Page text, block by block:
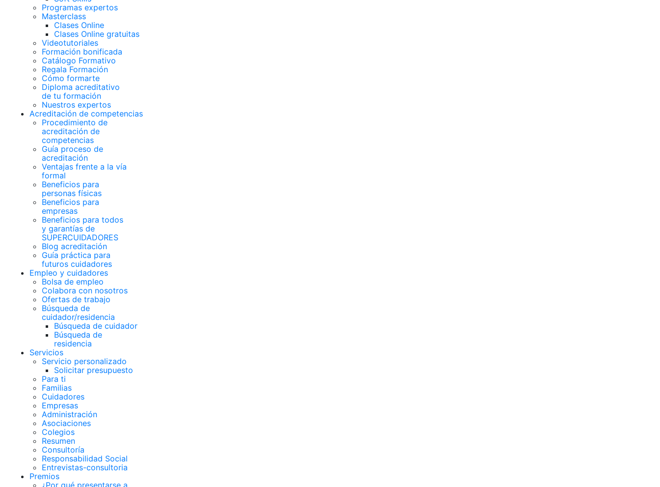
Programas expertos
Masterclass
Clases Online
Clases Online gratuitas
Videotutoriales
Formación bonificada
Catálogo Formativo
Regala Formación
Cómo formarte
Diploma acreditativo
de tu formación
Nuestros expertos
Acreditación de competencias
Procedimiento de
acreditación de
competencias
Guía proceso de
acreditación
Ventajas frente a la vía
formal
Beneficios para
personas físicas
Beneficios para
empresas
Beneficios para todos
y garantías de
SUPERCUIDADORES
Blog acreditación
Guía práctica para
futuros cuidadores
Empleo y cuidadores
Bolsa de empleo
Colabora con nosotros
Ofertas de trabajo
Búsqueda de
cuidador/residencia
Búsqueda de cuidador
Búsqueda de
residencia
Servicios
Servicio personalizado
Solicitar presupuesto
Para ti
Familias
Cuidadores
Empresas
Administración
Asociaciones
Colegios
Resumen
Consultoría
Responsabilidad Social
Entrevistas-consultoria
Premios
¿Por qué presentarse a